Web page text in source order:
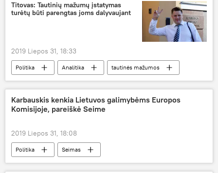
Titovas: Tautinių mažumų įstatymas
turėtų būti parengtas joms dalyvaujant
2019 Liepos 31, 18:33
Politika Analitika
tautinės mažumos
Viačeslavas Titovas
Lietuva
Karbauskis kenkia Lietuvos galimybėms Europos
Komisijoje, pareiškė Seime
2019 Liepos 31, 18:08
Politika
Seimas
Ramūnas Karbauskis
Europos Komisija